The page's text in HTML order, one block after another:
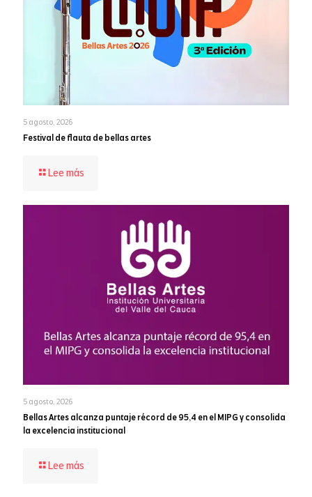
5 agosto, 2026
Festival de flauta de bellas artes
Lee más
5 agosto, 2026
Bellas Artes alcanza puntaje récord de 95,4 en el MIPG y consolida
la excelencia institucional
Lee más